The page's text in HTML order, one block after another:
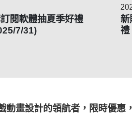
閱軟體抽夏季好禮
7/31)
新
禮
動畫設計的領航者，限時優惠